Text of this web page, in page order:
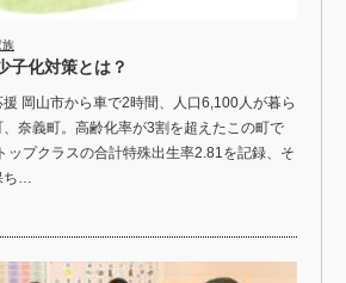
族
子化対策とは？
岡山市から車で2時間、人口6,100人が暮ら
奈義町。高齢化率が3割を超えたこの町で
ップクラスの合計特殊出生率2.81を記録、そ
ち…